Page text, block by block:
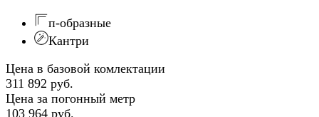
п-образные
Кантри
Цена в базовой комлектации
311 892 руб.
Цена за погонный метр
103 964 руб.